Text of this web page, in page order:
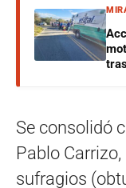
Se consolidó
Pablo
sufragios